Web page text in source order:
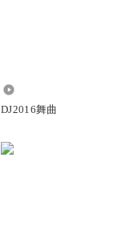
DJ2016舞曲